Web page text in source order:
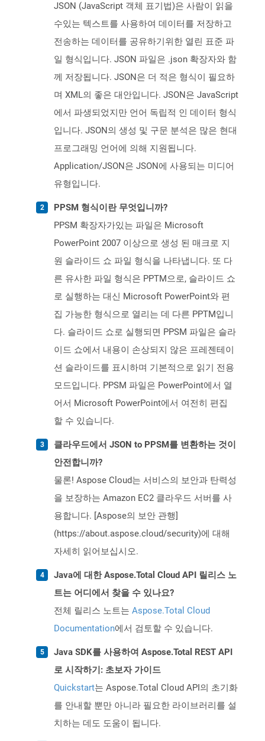
JSON (JavaScript 객체 표기법)은 사람이 읽을
수있는 텍스트를 사용하여 데이터를 저장하고
전송하는 데이터를 공유하기위한 열린 표준 파
일 형식입니다. JSON 파일은 .json 확장자와 함
께 저장됩니다. JSON은 더 적은 형식이 필요하
며 XML의 좋은 대안입니다. JSON은 JavaScript
에서 파생되었지만 언어 독립적 인 데이터 형식
입니다. JSON의 생성 및 구문 분석은 많은 현대
프로그래밍 언어에 의해 지원됩니다.
Application/JSON은 JSON에 사용되는 미디어
유형입니다.
PPSM 형식이란 무엇입니까?
PPSM 확장자가있는 파일은 Microsoft
PowerPoint 2007 이상으로 생성 된 매크로 지
원 슬라이드 쇼 파일 형식을 나타냅니다. 또 다
른 유사한 파일 형식은 PPTM으로, 슬라이드 쇼
로 실행하는 대신 Microsoft PowerPoint와 편
집 가능한 형식으로 열리는 데 다른 PPTM입니
다. 슬라이드 쇼로 실행되면 PPSM 파일은 슬라
이드 쇼에서 내용이 손상되지 않은 프레젠테이
션 슬라이드를 표시하며 기본적으로 읽기 전용
모드입니다. PPSM 파일은 PowerPoint에서 열
어서 Microsoft PowerPoint에서 여전히 편집
할 수 있습니다.
클라우드에서 JSON to PPSM를 변환하는 것이
안전합니까?
물론! Aspose Cloud는 서비스의 보안과 탄력성
을 보장하는 Amazon EC2 클라우드 서버를 사
용합니다. [Aspose의 보안 관행]
(https://about.aspose.cloud/security)에 대해
자세히 읽어보십시오.
Java에 대한 Aspose.Total Cloud API 릴리스 노
트는 어디에서 찾을 수 있나요?
전체 릴리스 노트는 Aspose.Total Cloud
Documentation에서 검토할 수 있습니다.
Java SDK를 사용하여 Aspose.Total REST API
로 시작하기: 초보자 가이드
Quickstart는 Aspose.Total Cloud API의 초기화
를 안내할 뿐만 아니라 필요한 라이브러리를 설
치하는 데도 도움이 됩니다.